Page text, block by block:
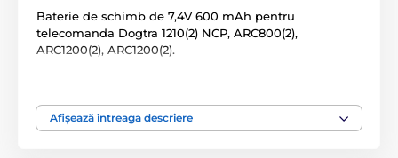
Baterie de schimb de 7,4V 600 mAh pentru
telecomanda Dogtra 1210(2) NCP, ARC800(2),
ARC1200(2), ARC1200(2).
Afișează întreaga descriere